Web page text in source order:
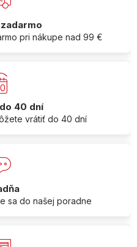
pri nákupe nad 99 €
40 dní
vrátiť do 40 dní
sa do našej poradne